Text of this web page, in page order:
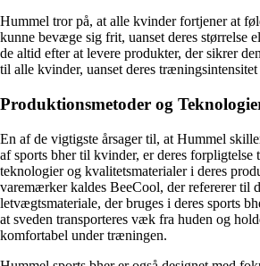
Hummel tror på, at alle kvinder fortjener at
kunne bevæge sig frit, uanset deres størrelse
de altid efter at levere produkter, der sikrer
til alle kvinder, uanset deres
Produktionsmetoder og
En af de vigtigste årsager til, at Hummel
af sports bher til kvinder, er deres forpligtelse
teknologier og kvalitetsmaterialer i deres
varemærker kaldes BeeCool, der refererer til
letvægtsmateriale, der bruges i deres sports
at sveden transporteres væk fra huden og
komfortabel under træningen.